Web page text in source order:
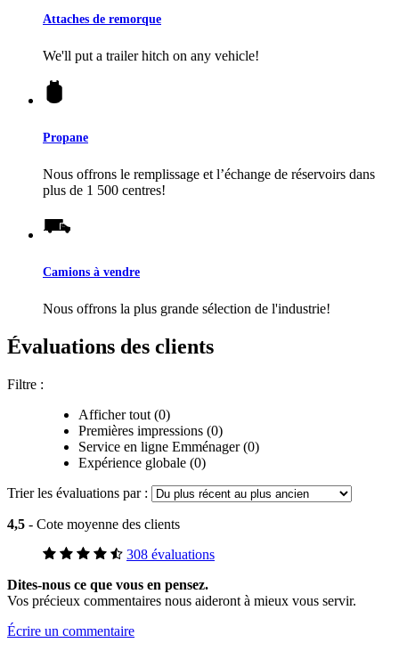
Attaches de remorque
We'll put a trailer hitch on any vehicle!
Propane
Nous offrons le remplissage et l’échange de réservoirs dans
plus de 1 500 centres!
Camions à vendre
Nous offrons la plus grande sélection de l'industrie!
Évaluations des clients
Filtre :
Afficher tout (0)
Premières impressions (0)
Service en ligne Emménager (0)
Expérience globale (0)
Trier les évaluations par :
4,5 - Cote moyenne des clients
308 évaluations
Dites-nous ce que vous en pensez.
Vos précieux commentaires nous aideront à mieux vous servir.
Écrire un commentaire